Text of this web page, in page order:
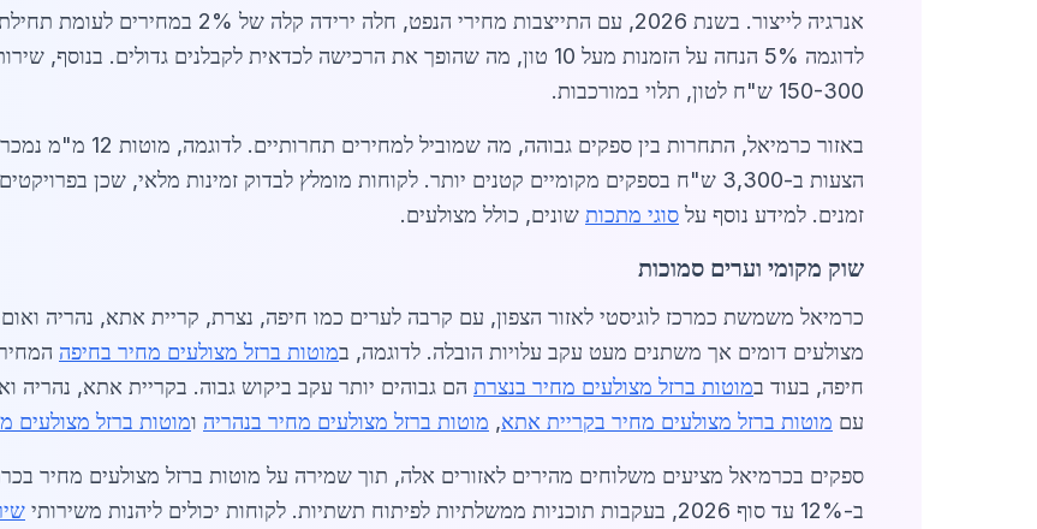
אנרגיה לייצור. בשנת 2026, עם התייצבות
לדוגמה 5% הנחה על הזמנות מעל 10 טון, מה שהופך את הרכישה לכדאית לקבלנים
150-300 ש"ח לטון, תלוי במורכבות.
הצעות ב-3,300 ש"ח בספקים מקומיים קטנים יותר. לקוחות מומלץ לבדוק זמינות מלאי, שכן
זמנים. למידע נוסף על סוגי מתכות שונים, כולל מצולעים.
שוק מקומי וערים סמוכות
כרמיאל משמשת כמרכז לוגיסטי לאזור הצפון, עם קרבה לערים כמו חיפה, נצרת, קריית אתא, נהריה
מצולעים דומים אך משתנים מעט עקב עלויות הובלה. לדוגמה, במוטות ברזל מצולעים מחיר בחיפה
חיפה, בעוד במוטות ברזל מצולעים מחיר בנצרת הם גבוהים יותר עקב ביקוש גבוה. בקריית אתא, נהריה
עם מוטות ברזל מצולעים מחיר בקריית אתא, מוטות ברזל מצולעים מחיר בנהריה ומוטות ברזל
ספקים בכרמיאל מציעים משלוחים מהירים לאזורים אלה, תוך שמירה על מוטות ברזל מצולעים מחיר
ב-12% עד סוף 2026, בעקבות תוכניות ממשלתיות לפיתוח תשתיות. לקוחות יכולים ליהנות משירותי